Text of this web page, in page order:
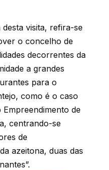
visita, refira-se
o concelho de
decorrentes da
a grandes
para o
como é o caso
de
centrando-se
de
azeitona, duas das